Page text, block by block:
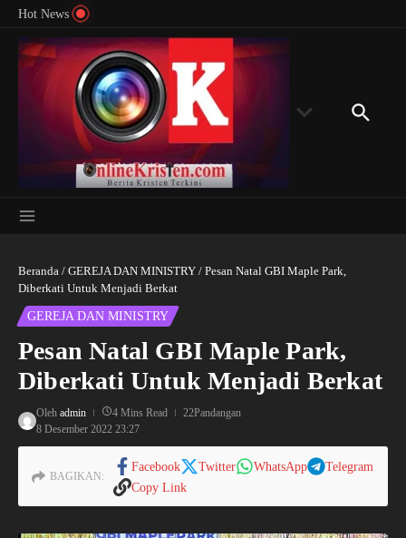
Lewati ke konten
Hot News
Beranda / GEREJA DAN MINISTRY / Pesan Natal GBI Maple Park,
Diberkati Untuk Menjadi Berkat
GEREJA DAN MINISTRY
Pesan Natal GBI Maple Park,
Diberkati Untuk Menjadi Berkat
Oleh admin 4 Mins Read
22Pandangan
8 Desember 2022 23:27
BAGIKAN:
Facebook Twitter WhatsApp
Telegram
Copy Link